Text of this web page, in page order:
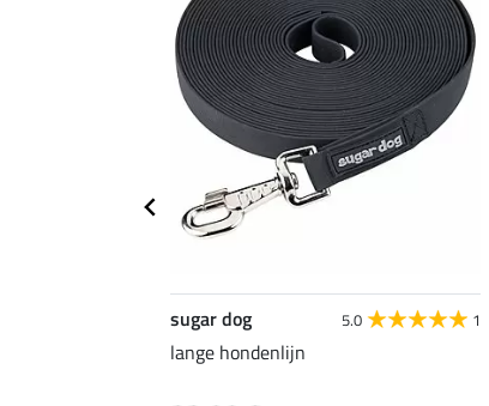
sugar dog 5.0 1
lange hondenlijn